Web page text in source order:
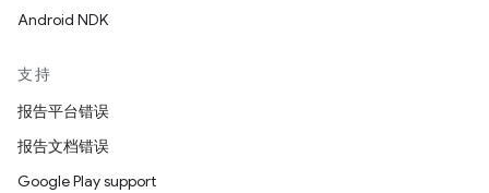
Android NDK
支持
报告平台错误
报告文档错误
Google Play support